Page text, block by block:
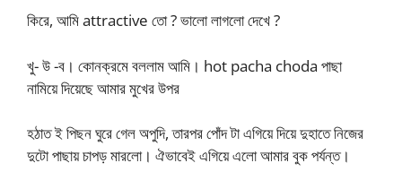
কিরে, আমি attractive তো ? ভালো লাগলো দেখে ?
খু- উ -ব। কোনক্রমে বললাম আমি। hot pacha choda পাছা
নামিয়ে দিয়েছে আমার মুখের উপর
হঠাত ই পিছন ঘুরে গেল অপুদি, তারপর পোঁদ টা এগিয়ে দিয়ে দুহাতে নিজের
দুটো পাছায় চাপড় মারলো। ঐভাবেই এগিয়ে এলো আমার বুক পর্যন্ত।